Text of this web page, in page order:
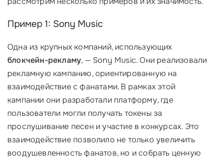
Пример 1: Sony Music
Одна из крупных компаний, использующих
блокчейн-рекламу, — Sony Music. Они реализовали
рекламную кампанию, ориентированную на
взаимодействие с фанатами. В рамках этой
кампании они разработали платформу, где
пользователи могли получать токены за
прослушивание песен и участие в конкурсах. Это
взаимодействие позволило не только увеличить
воодушевленность фанатов, но и собрать ценную